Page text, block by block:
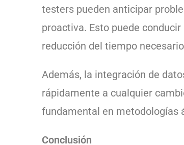
testers pueden anticipar
proactiva. Esto puede
reducción del tiempo
Además, la integración de
rápidamente a cualquier
fundamental en metodologías
Conclusión